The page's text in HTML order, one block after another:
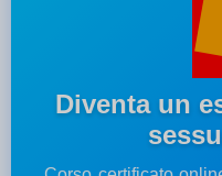
Diventa un